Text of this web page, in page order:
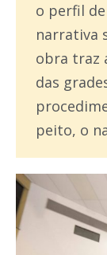
o perfil
narrativa
obra traz
das
peito, o